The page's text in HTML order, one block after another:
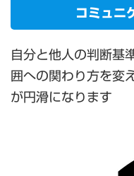
コミュニ
自分と他人の判断基
囲への関わり方を変
が円滑になります